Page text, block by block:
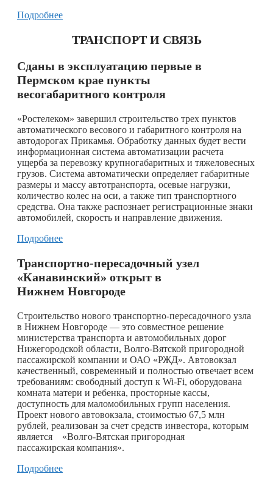
Подробнее
ТРАНСПОРТ И СВЯЗЬ
Сданы в эксплуатацию первые в
Пермском крае пункты
весогабаритного контроля
«Ростелеком» завершил строительство трех пунктов
автоматического весового и габаритного контроля на
автодорогах Прикамья. Обработку данных будет вести
информационная система автоматизации расчета
ущерба за перевозку крупногабаритных и тяжеловесных
грузов. Система автоматически определяет габаритные
размеры и массу автотранспорта, осевые нагрузки,
количество колес на оси, а также тип транспортного
средства. Она также распознает регистрационные знаки
автомобилей, скорость и направление движения.
Подробнее
Транспортно-пересадочный узел
«Канавинский» открыт в
Нижнем Новгороде
Строительство нового транспортно-пересадочного узла
в Нижнем Новгороде — это совместное решение
министерства транспорта и автомобильных дорог
Нижегородской области, Волго-Вятской пригородной
пассажирской компании и ОАО «РЖД». Автовокзал
качественный, современный и полностью отвечает всем
требованиям: свободный доступ к Wi-Fi, оборудована
комната матери и ребенка, просторные кассы,
доступность для маломобильных групп населения.
Проект нового автовокзала, стоимостью 67,5 млн
рублей, реализован за счет средств инвестора, которым
является «Волго-Вятская пригородная
пассажирская компания».
Подробнее